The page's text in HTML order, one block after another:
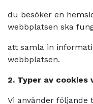
du besöker en
webbplatsen ska
att samla in
webbplatsen.
2. Typer av cookies
Vi använder följande